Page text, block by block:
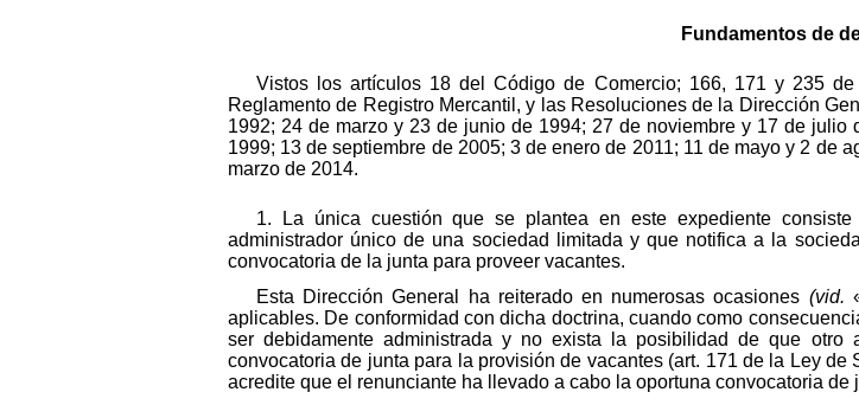
Fundamentos de
Vistos los artículos 18 del Código de Comercio; 166, 171 y 235
Reglamento de Registro Mercantil, y las Resoluciones de la Dirección
1992; 24 de marzo y 23 de junio de 1994; 27 de noviembre y 17 de
1999; 13 de septiembre de 2005; 3 de enero de 2011; 11 de mayo y 2 de
marzo de 2014.
1. La única cuestión que se plantea en este expediente
administrador único de una sociedad limitada y que notifica a la
convocatoria de la junta para proveer vacantes.
Esta Dirección General ha reiterado en numerosas ocasiones (vid.
aplicables. De conformidad con dicha doctrina, cuando como
ser debidamente administrada y no exista la posibilidad de que otro
convocatoria de junta para la provisión de vacantes (art. 171 de la Ley
acredite que el renunciante ha llevado a cabo la oportuna convocatoria de